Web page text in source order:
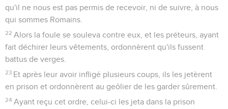
qu'il ne nous est pas permis de recevoir, ni de suivre, à nous
qui sommes Romains.
22 Alors la foule se souleva contre eux, et les préteurs, ayant
fait déchirer leurs vêtements, ordonnèrent qu'ils fussent
battus de verges.
23 Et après leur avoir infligé plusieurs coups, ils les jetèrent
en prison et ordonnèrent au geôlier de les garder sûrement.
24 Ayant reçu cet ordre, celui-ci les jeta dans la prison